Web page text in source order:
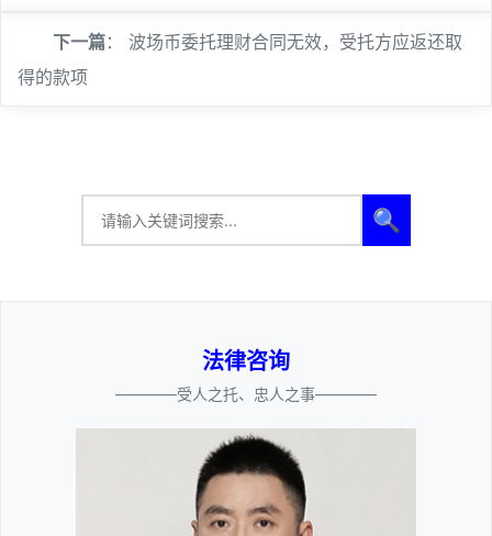
下一篇： 波场币委托理财合同无效，受托方应返还取
得的款项
🔍
法律咨询
————受人之托、忠人之事————